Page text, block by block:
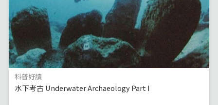
科普好讀
水下考古 Underwater Archaeology Part I